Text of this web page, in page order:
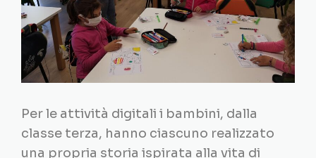
Per le attività digitali i bambini, dalla
classe terza, hanno ciascuno realizzato
una propria storia ispirata alla vita di